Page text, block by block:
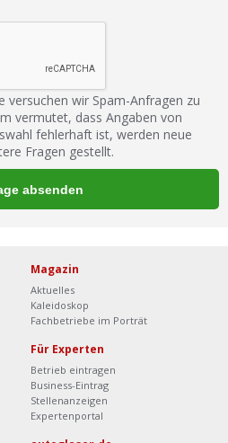
versuchen wir Spam-Anfragen zu
vermutet, dass Angaben von
fehlerhaft ist, werden neue
Fragen gestellt.
Magazin
Aktuelles
Kaleidoskop
Fachbetriebe im Porträt
Für Experten
Betrieb eintragen
Business-Eintrag
Stellenanzeigen
Expertenportal